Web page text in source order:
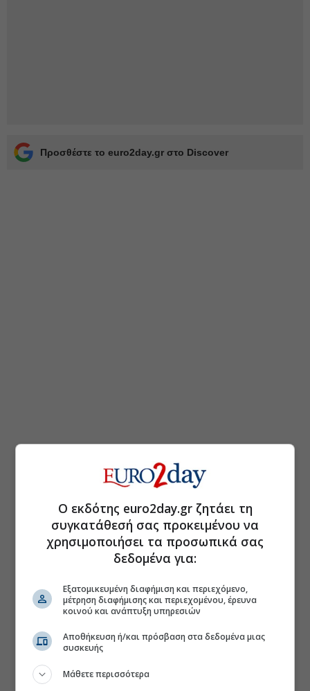
Προσθέστε το euro2day.gr στο Discover
Ο εκδότης euro2day.gr ζητάει τη
συγκατάθεσή σας προκειμένου να
χρησιμοποιήσει τα προσωπικά σας
δεδομένα για:
Εξατομικευμένη διαφήμιση και περιεχόμενο,
μέτρηση διαφήμισης και περιεχομένου, έρευνα
κοινού και ανάπτυξη υπηρεσιών
Αποθήκευση ή/και πρόσβαση στα δεδομένα μιας
συσκευής
Μάθετε περισσότερα